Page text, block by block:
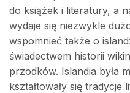
do książek i literatury, a
wydaje się niezwykle
wspomnieć także o
świadectwem historii
przodków. Islandia była
kształtowały się tradycje